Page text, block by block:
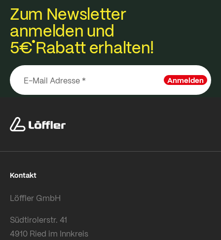
Zum Newsletter
anmelden und
5€Rabatt erhalten!
Anmelden
Kontakt
Löffler GmbH
Südtirolerstr. 41
4910 Ried im Innkreis